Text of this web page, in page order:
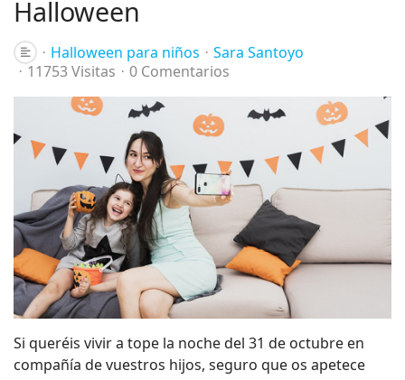
Halloween
Halloween para niños
Sara Santoyo
11753 Visitas
0 Comentarios
Si queréis vivir a tope la noche del 31 de octubre en
compañía de vuestros hijos, seguro que os apetece